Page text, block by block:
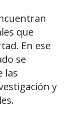
que
En ese
se
las
y